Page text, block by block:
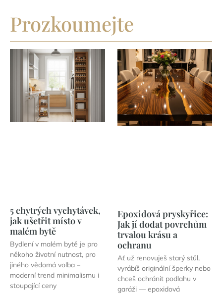
Prozkoumejte
5 chytrých vychytávek,
jak ušetřit místo v
malém bytě
Bydlení v malém bytě je pro
někoho životní nutnost, pro
jiného vědomá volba –
moderní trend minimalismu i
stoupající ceny
Epoxidová pryskyřice:
Jak jí dodat povrchům
trvalou krásu a
ochranu
Ať už renovuješ starý stůl,
vyrábíš originální šperky nebo
chceš ochránit podlahu v
garáži — epoxidová